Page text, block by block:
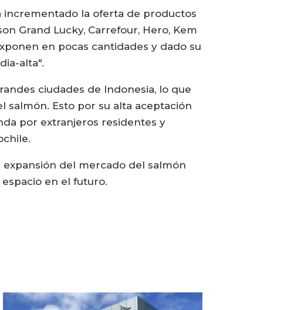
incrementado la oferta de productos
Grand Lucky, Carrefour, Hero, Kem
en pocas cantidades y dado su
alta".
ciudades de Indonesia, lo que
Esto por su alta aceptación
por extranjeros residentes y
del mercado del salmón
en el futuro.